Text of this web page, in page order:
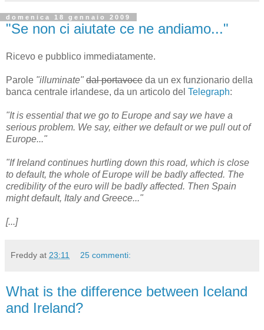
domenica 18 gennaio 2009
"Se non ci aiutate ce ne andiamo..."
Ricevo e pubblico immediatamente.
Parole "illuminate" dal portavoce da un ex funzionario della
banca centrale irlandese, da un articolo del Telegraph:
"It is essential that we go to Europe and say we have a
serious problem. We say, either we default or we pull out of
Europe..."
"If Ireland continues hurtling down this road, which is close
to default, the whole of Europe will be badly affected. The
credibility of the euro will be badly affected. Then Spain
might default, Italy and Greece..."
[...]
Freddy at 23:11 25 commenti:
What is the difference between Iceland
and Ireland?